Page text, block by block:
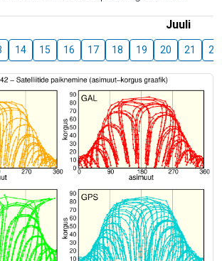
Juuli
14 15 16 17 18 19 20 21 22